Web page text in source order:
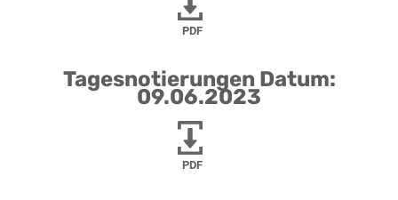
PDF
Tagesnotierungen Datum:
09.06.2023
PDF